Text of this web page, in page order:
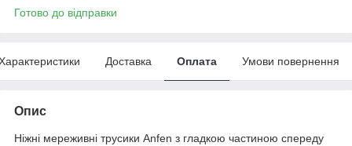
Готово до відправки
Доставка Оплата Умови повернення
Опис
Ніжні мереживні трусики Anfen з гладкою частиною спереду